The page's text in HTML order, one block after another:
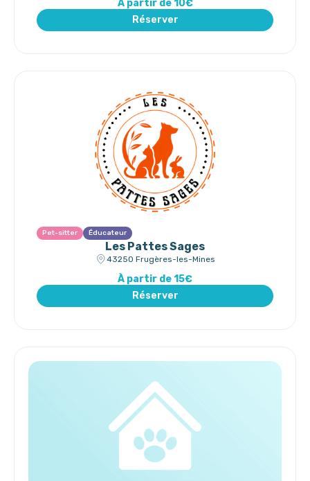
À partir de 10€
Réserver
Pet-sitter Éducateur
Les Pattes Sages
43250 Frugères-les-Mines
À partir de 15€
Réserver